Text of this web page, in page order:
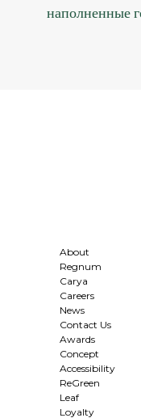
наполненные
About
Regnum
Carya
Careers
News
Contact Us
Awards
Concept
Accessibility
ReGreen
Leaf
Loyalty